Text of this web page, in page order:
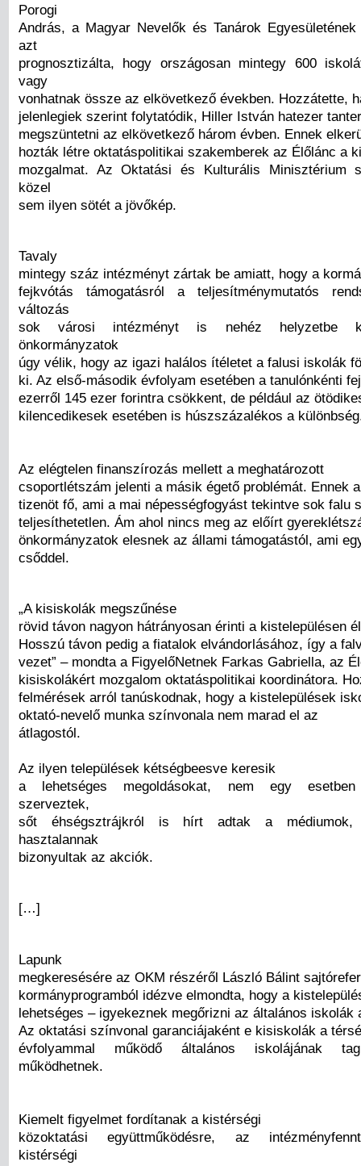
Porogi
András, a Magyar Nevelők és Tanárok
azt
prognosztizálta, hogy országosan mintegy 600
vagy
vonhatnak össze az elkövetkező években. Hozzátette,
jelenlegiek szerint folytatódik, Hiller István hatezer
megszüntetni az elkövetkező három évben. Ennek
hozták létre oktatáspolitikai szakemberek az Élőlánc a
mozgalmat. Az Oktatási és Kulturális Minisztérium
közel
sem ilyen sötét a jövőkép.
Tavaly
mintegy száz intézményt zártak be amiatt, hogy a
fejkvótás támogatásról a teljesítménymutatós
változás
sok városi intézményt is nehéz helyzetbe
önkormányzatok
úgy vélik, hogy az igazi halálos ítéletet a falusi iskolák
ki. Az első-második évfolyam esetében a tanulónkénti
ezerről 145 ezer forintra csökkent, de például az
kilencedikesek esetében is húszszázalékos a
Az elégtelen finanszírozás mellett a meghatározott
csoportlétszám jelenti a másik égető problémát. Ennek
tizenöt fő, ami a mai népességfogyást tekintve sok falu
teljesíthetetlen. Ám ahol nincs meg az előírt
önkormányzatok elesnek az állami támogatástól, ami
csőddel.
„A kisiskolák megszűnése
rövid távon nagyon hátrányosan érinti a kistelepülésen
Hosszú távon pedig a fiatalok elvándorlásához, így a
vezet” – mondta a FigyelőNetnek Farkas Gabriella, az
kisiskolákért mozgalom oktatáspolitikai koordinátora.
felmérések arról tanúskodnak, hogy a kistelepülések
oktató-nevelő munka színvonala nem marad el az
átlagostól.
Az ilyen települések kétségbeesve keresik
a lehetséges megoldásokat, nem egy esetben
szerveztek,
sőt éhségsztrájkról is hírt adtak a médiumok,
hasztalannak
bizonyultak az akciók.
[…]
Lapunk
megkeresésére az OKM részéről László Bálint
kormányprogramból idézve elmondta, hogy a
lehetséges – igyekeznek megőrizni az általános iskolák
Az oktatási színvonal garanciájaként e kisiskolák a
évfolyammal működő általános iskolájának
működhetnek.
Kiemelt figyelmet fordítanak a kistérségi
közoktatási együttműködésre, az
kistérségi